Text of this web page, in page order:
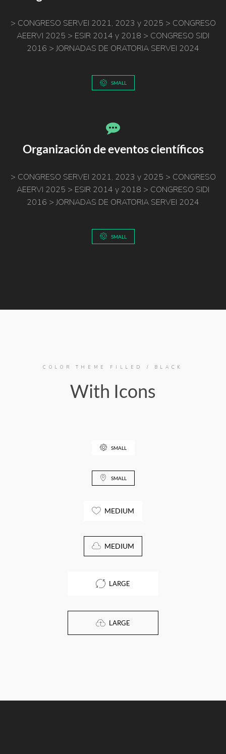
> CONGRESO SERVEI 2021, 2023 y 2025 > CONGRESO
AEERVI 2025 > ESIR 2014 y 2018 > CONGRESO SIDI
2016 > JORNADAS DE ORATORIA SERVEI 2024
SMALL
Organización de eventos científicos
> CONGRESO SERVEI 2021, 2023 y 2025 > CONGRESO
AEERVI 2025 > ESIR 2014 y 2018 > CONGRESO SIDI
2016 > JORNADAS DE ORATORIA SERVEI 2024
SMALL
COLOR THEME FILLED / BLACK
With Icons
SMALL
SMALL
MEDIUM
MEDIUM
LARGE
LARGE